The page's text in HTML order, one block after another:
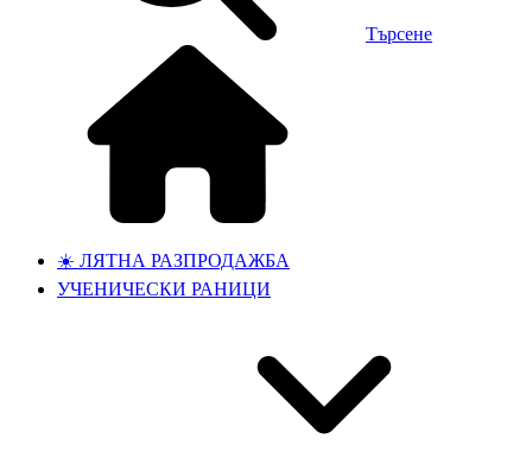
Търсене
☀️ ЛЯТНА РАЗПРОДАЖБА
УЧЕНИЧЕСКИ РАНИЦИ